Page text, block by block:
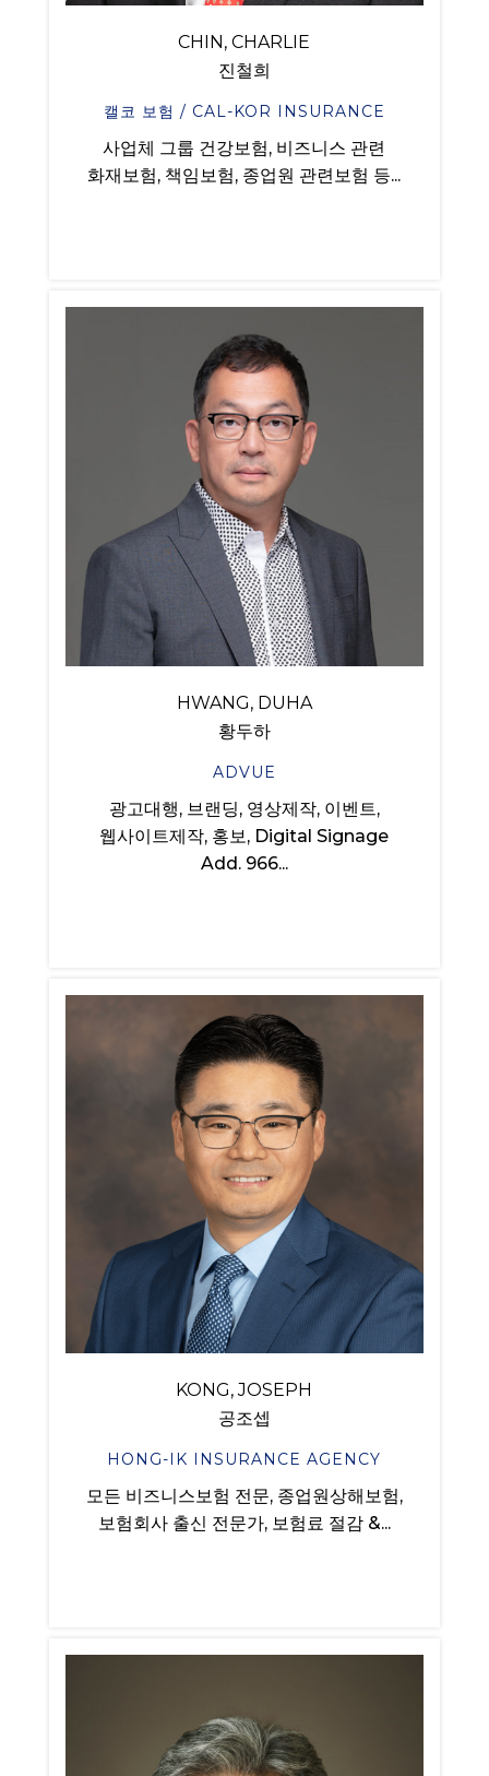
CHIN, CHARLIE
진철희
캘코 보험 / CAL-KOR INSURANCE
사업체 그룹 건강보험, 비즈니스 관련
화재보험, 책임보험, 종업원 관련보험 등...
HWANG, DUHA
황두하
ADVUE
광고대행, 브랜딩, 영상제작, 이벤트,
웹사이트제작, 홍보, Digital Signage
Add. 966...
KONG, JOSEPH
공조셉
HONG-IK INSURANCE AGENCY
모든 비즈니스보험 전문, 종업원상해보험,
보험회사 출신 전문가, 보험료 절감 &...